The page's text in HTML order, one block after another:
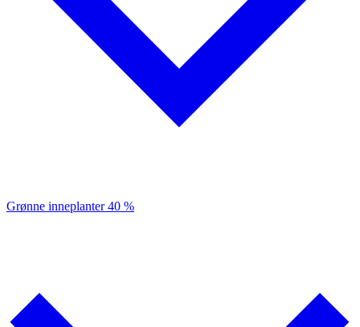
Grønne inneplanter40 %